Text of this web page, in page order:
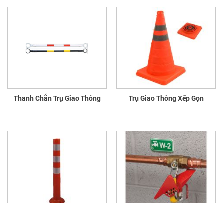
Thanh Chắn Trụ Giao Thông Trụ Giao Thông Xếp Gọn